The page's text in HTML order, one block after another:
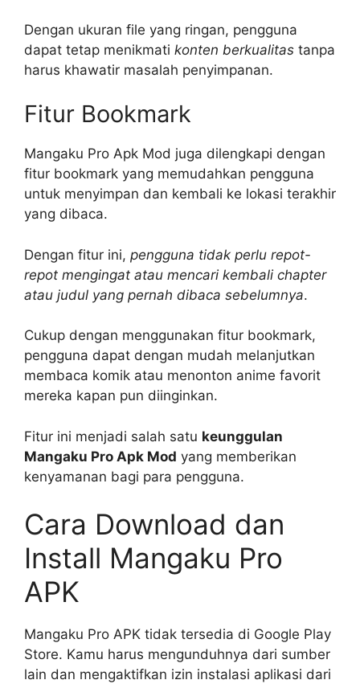
Dengan ukuran file yang ringan, pengguna
dapat tetap menikmati konten berkualitas tanpa
harus khawatir masalah penyimpanan.
Fitur Bookmark
Mangaku Pro Apk Mod juga dilengkapi dengan
fitur bookmark yang memudahkan pengguna
untuk menyimpan dan kembali ke lokasi terakhir
yang dibaca.
Dengan fitur ini, pengguna tidak perlu repot-
repot mengingat atau mencari kembali chapter
atau judul yang pernah dibaca sebelumnya.
Cukup dengan menggunakan fitur bookmark,
pengguna dapat dengan mudah melanjutkan
membaca komik atau menonton anime favorit
mereka kapan pun diinginkan.
Fitur ini menjadi salah satu keunggulan
Mangaku Pro Apk Mod yang memberikan
kenyamanan bagi para pengguna.
Cara Download dan
Install Mangaku Pro
APK
Mangaku Pro APK tidak tersedia di Google Play
Store. Kamu harus mengunduhnya dari sumber
lain dan mengaktifkan izin instalasi aplikasi dari